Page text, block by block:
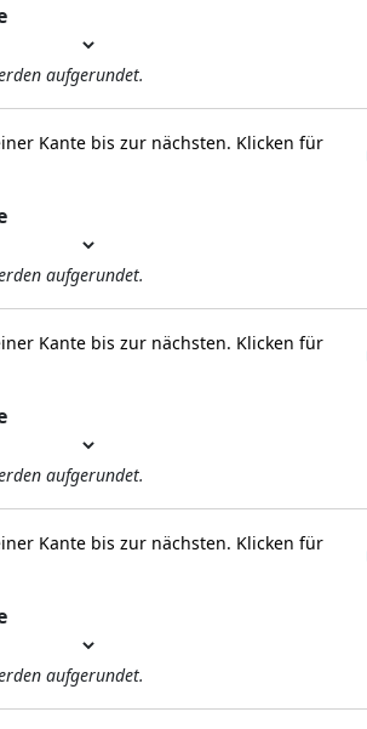
aufgerundet.
Kante bis zur nächsten. Klicken für
aufgerundet.
Kante bis zur nächsten. Klicken für
aufgerundet.
Kante bis zur nächsten. Klicken für
aufgerundet.